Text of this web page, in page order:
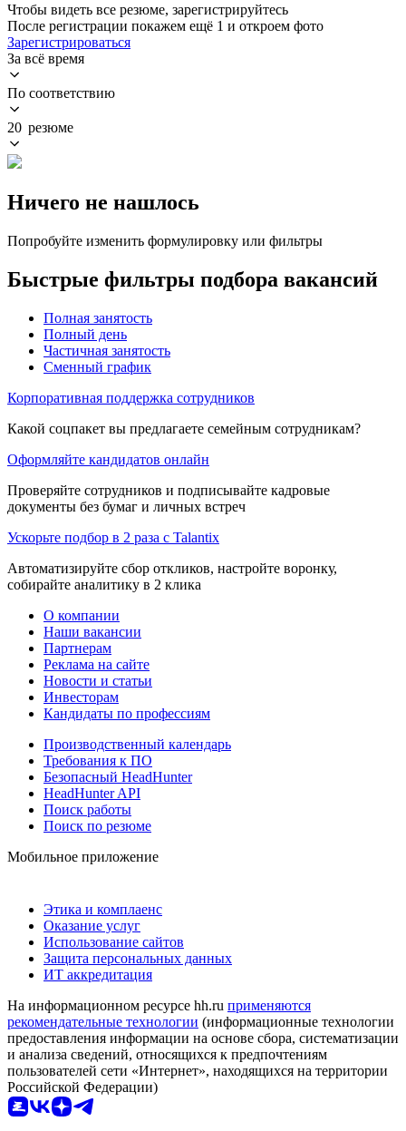
Чтобы видеть все резюме, зарегистрируйтесь
После регистрации покажем ещё 1 и откроем фото
Зарегистрироваться
За всё время
По соответствию
20 резюме
Ничего не нашлось
Попробуйте изменить формулировку или фильтры
Быстрые фильтры подбора вакансий
Полная занятость
Полный день
Частичная занятость
Сменный график
Корпоративная поддержка сотрудников
Какой соцпакет вы предлагаете семейным сотрудникам?
Оформляйте кандидатов онлайн
Проверяйте сотрудников и подписывайте кадровые
документы без бумаг и личных встреч
Ускорьте подбор в 2 раза с Talantix
Автоматизируйте сбор откликов, настройте воронку,
собирайте аналитику в 2 клика
О компании
Наши вакансии
Партнерам
Реклама на сайте
Новости и статьи
Инвесторам
Кандидаты по профессиям
Производственный календарь
Требования к ПО
Безопасный HeadHunter
HeadHunter API
Поиск работы
Поиск по резюме
Мобильное приложение
Этика и комплаенс
Оказание услуг
Использование сайтов
Защита персональных данных
ИТ аккредитация
На информационном ресурсе hh.ru применяются
рекомендательные технологии (информационные технологии
предоставления информации на основе сбора, систематизации
и анализа сведений, относящихся к предпочтениям
пользователей сети «Интернет», находящихся на территории
Российской Федерации)